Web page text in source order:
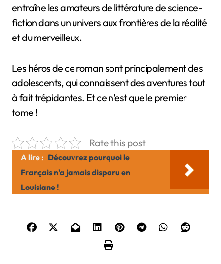
entraîne les amateurs de littérature de science-
fiction dans un univers aux frontières de la réalité
et du merveilleux.
Les héros de ce roman sont principalement des
adolescents, qui connaissent des aventures tout
à fait trépidantes. Et ce n’est que le premier
tome !
Rate this post
A lire : Découvrez pourquoi le
Français n'a jamais disparu en
Louisiane !